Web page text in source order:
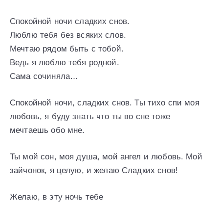
Спокойной ночи сладких снов.
Люблю тебя без всяких слов.
Мечтаю рядом быть с тобой.
Ведь я люблю тебя родной.
Сама сочиняла…
Спокойной ночи, сладких снов. Ты тихо спи моя
любовь, я буду знать что ты во сне тоже
мечтаешь обо мне.
Ты мой сон, моя душа, мой ангел и любовь. Мой
зайчонок, я целую, и желаю Сладких снов!
Желаю, в эту ночь тебе